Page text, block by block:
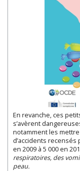
En revanche, ces
s’avèrent
notamment les
d’accidents
en 2009 à 5 000 en
respiratoires, des
peau.